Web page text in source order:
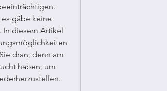
gäbe keine
diesem Artikel
dran, denn am
haben, um